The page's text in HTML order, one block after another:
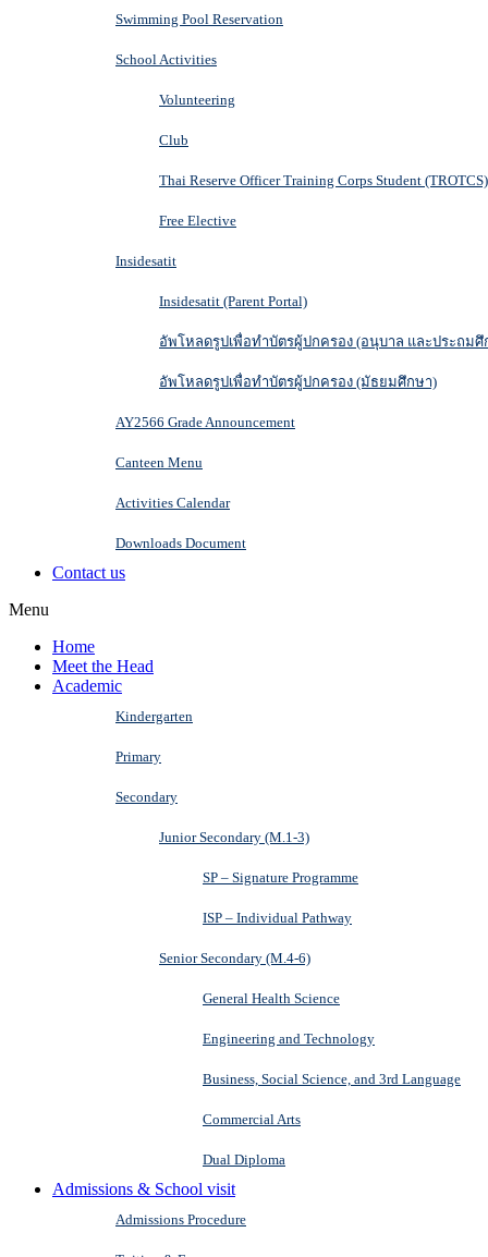
Swimming Pool Reservation
School Activities
Volunteering
Club
Thai Reserve Officer Training Corps Student (TROTCS)
Free Elective
Insidesatit
Insidesatit (Parent Portal)
อัพโหลดรูปเพื่อทำบัตรผู้ปกครอง (อนุบาล และประถมศึ
อัพโหลดรูปเพื่อทำบัตรผู้ปกครอง (มัธยมศึกษา)
AY2566 Grade Announcement
Canteen Menu
Activities Calendar
Downloads Document
Contact us
Menu
Home
Meet the Head
Academic
Kindergarten
Primary
Secondary
Junior Secondary (M.1-3)
SP – Signature Programme
ISP – Individual Pathway
Senior Secondary (M.4-6)
General Health Science
Engineering and Technology
Business, Social Science, and 3rd Language
Commercial Arts
Dual Diploma
Admissions & School visit
Admissions Procedure